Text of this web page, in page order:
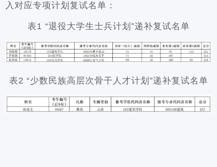
入对应专项计划复试名单：
表1 “退役大学生士兵计划”递补复试名单
表2 “少数民族高层次骨干人才计划”递补复试名单